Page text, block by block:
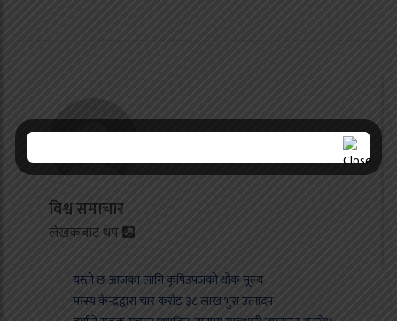
विश्व समाचार
लेखकबाट थप
यस्तो छ आजका लागि कृषिउपजको थोक मूल्य
मत्स्य केन्द्रद्वारा चार करोड ३८ लाख भुरा उत्पादन